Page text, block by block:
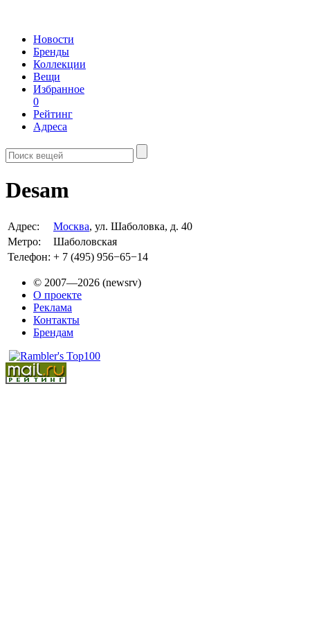
Новости
Бренды
Коллекции
Вещи
Избранное
0
Рейтинг
Адреса
Desam
Адрес: Москва, ул. Шаболовка, д. 40
Метро:
Шаболовская
Телефон: + 7 (495) 956−65−14
© 2007—2026 (newsrv)
О проекте
Реклама
Контакты
Брендам